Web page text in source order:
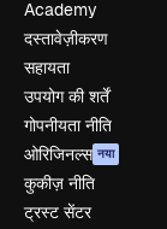
Academy
दस्तावेज़ीकरण
सहायता
उपयोग की शर्तें
गोपनीयता नीति
ओरिजिनल्स नया
कुकीज़ नीति
ट्रस्ट सेंटर